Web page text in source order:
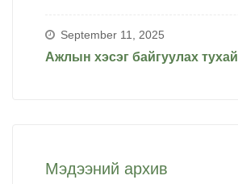
September 11, 2025
Ажлын хэсэг байгуулах тухай
Мэдээний архив